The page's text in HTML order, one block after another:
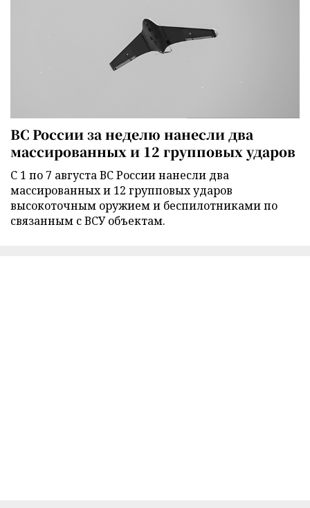
ВС России за неделю нанесли два
массированных и 12 групповых ударов
С 1 по 7 августа ВС России нанесли два
массированных и 12 групповых ударов
высокоточным оружием и беспилотниками по
связанным с ВСУ объектам.